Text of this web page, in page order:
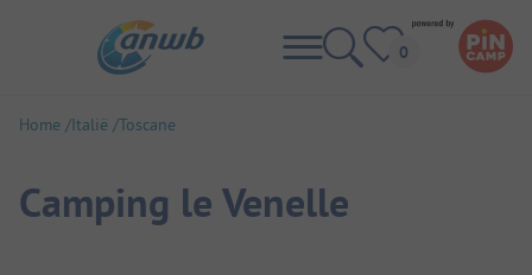
Home Italië Toscane
Camping le Venelle